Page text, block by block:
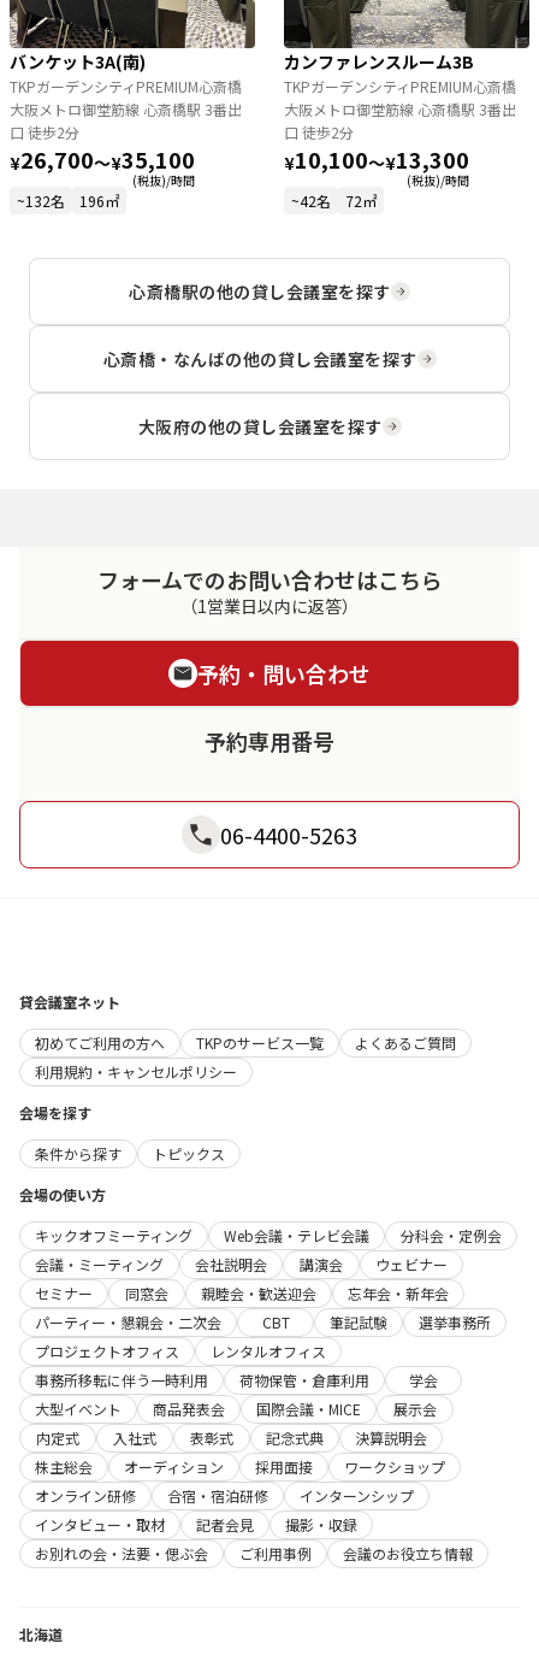
バンケット3A(南)
TKPガーデンシティPREMIUM心斎橋
大阪メトロ御堂筋線 心斎橋駅 3番出
口 徒歩2分
¥26,700〜¥35,100
(税抜)/時間
~132名 196㎡
カンファレンスルーム3B
TKPガーデンシティPREMIUM心斎橋
大阪メトロ御堂筋線 心斎橋駅 3番出
口 徒歩2分
¥10,100〜¥13,300
(税抜)/時間
~42名 72㎡
心斎橋駅の他の貸し会議室を探す
心斎橋・なんばの他の貸し会議室を探す
大阪府の他の貸し会議室を探す
フォームでのお問い合わせはこちら
（1営業日以内に返答）
予約・問い合わせ
予約専用番号
06-4400-5263
貸会議室ネット
初めてご利用の方へ
TKPのサービス一覧
よくあるご質問
利用規約・キャンセルポリシー
会場を探す
条件から探す
トピックス
会場の使い方
キックオフミーティング
Web会議・テレビ会議
分科会・定例会
会議・ミーティング
会社説明会 講演会
ウェビナー
セミナー
同窓会 親睦会・歓送迎会
忘年会・新年会
パーティー・懇親会・二次会
CBT 筆記試験
選挙事務所
プロジェクトオフィス
レンタルオフィス
事務所移転に伴う一時利用
荷物保管・倉庫利用
学会
大型イベント
商品発表会 国際会議・MICE
展示会
内定式
入社式 表彰式 記念式典
決算説明会
株主総会
オーディション 採用面接
ワークショップ
オンライン研修
合宿・宿泊研修
インターンシップ
インタビュー・取材
記者会見
撮影・収録
お別れの会・法要・偲ぶ会
ご利用事例 会議のお役立ち情報
北海道